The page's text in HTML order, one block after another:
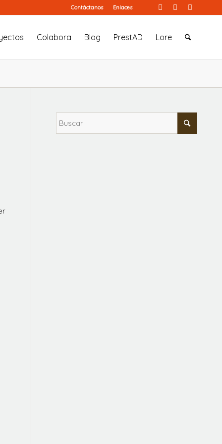
Contáctanos Enlaces
Colabora Blog PrestAD Lore